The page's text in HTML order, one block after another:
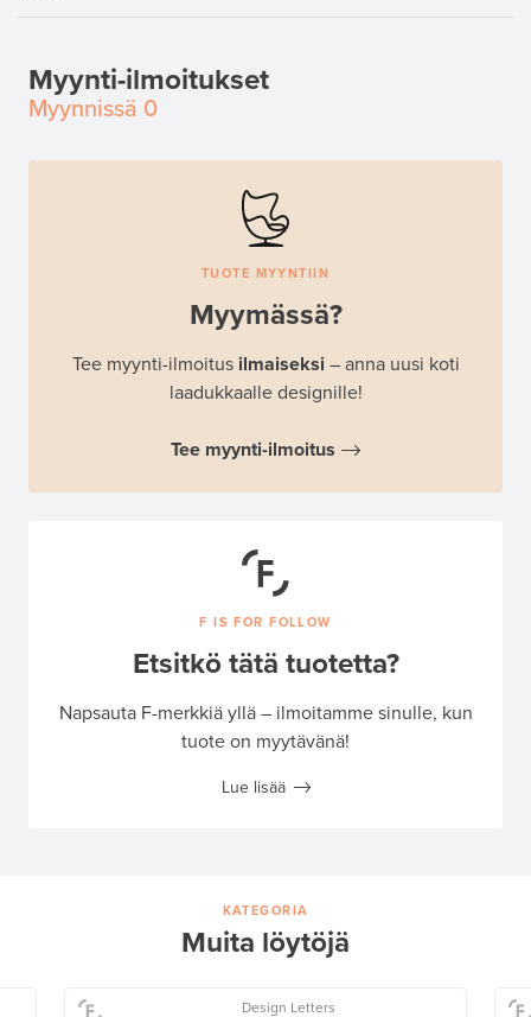
Myynti-ilmoitukset
Myynnissä 0
TUOTE MYYNTIIN
Myymässä?
Tee myynti-ilmoitus ilmaiseksi – anna uusi koti
laadukkaalle designille!
Tee myynti-ilmoitus
F IS FOR FOLLOW
Etsitkö tätä tuotetta?
Napsauta F-merkkiä yllä – ilmoitamme sinulle, kun
tuote on myytävänä!
Lue lisää
KATEGORIA
Muita löytöjä
Design Letters